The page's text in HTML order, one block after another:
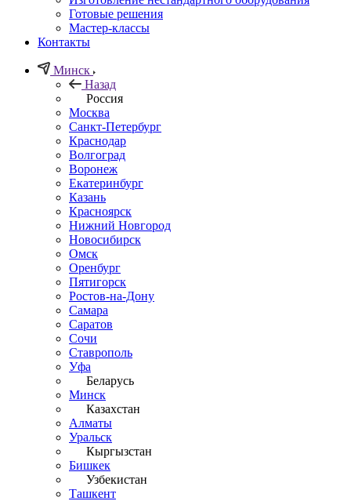
Готовые решения
Мастер-классы
Контакты
Минск
Назад
Россия
Москва
Санкт-Петербург
Краснодар
Волгоград
Воронеж
Екатеринбург
Казань
Красноярск
Нижний Новгород
Новосибирск
Омск
Оренбург
Пятигорск
Ростов-на-Дону
Самара
Саратов
Сочи
Ставрополь
Уфа
Беларусь
Минск
Казахстан
Алматы
Уральск
Кыргызстан
Бишкек
Узбекистан
Ташкент